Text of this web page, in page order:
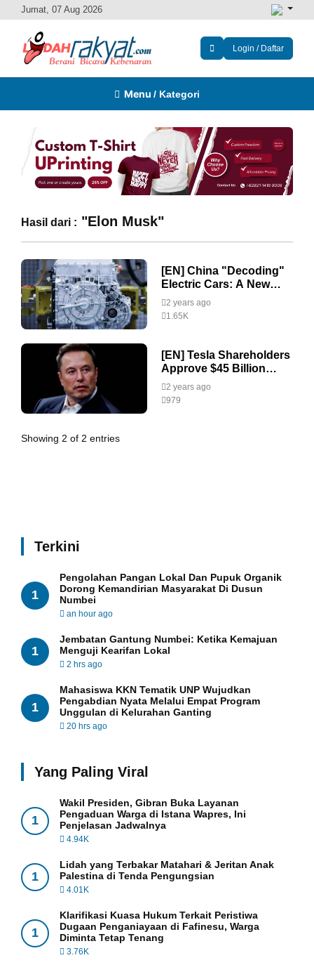
Jumat, 07 Aug 2026
Login / Daftar
Menu / Kategori
Hasil dari : "Elon Musk"
[EN] China "Decoding"
Electric Cars: A New
Threat to Tesla and the
American Industry
2 years ago
1.65K
[EN] Tesla Shareholders
Approve $45 Billion
Compensation Package
for CEO Elon Musk
2 years ago
979
Showing 2 of 2 entries
Terkini
1
Pengolahan Pangan Lokal Dan Pupuk Organik
Dorong Kemandirian Masyarakat Di Dusun
Numbei
an hour ago
1
Jembatan Gantung Numbei: Ketika Kemajuan
Menguji Kearifan Lokal
2 hrs ago
1
Mahasiswa KKN Tematik UNP Wujudkan
Pengabdian Nyata Melalui Empat Program
Unggulan di Kelurahan Ganting
20 hrs ago
Yang Paling Viral
1
Wakil Presiden, Gibran Buka Layanan
Pengaduan Warga di Istana Wapres, Ini
Penjelasan Jadwalnya
4.94K
1
Lidah yang Terbakar Matahari & Jeritan Anak
Palestina di Tenda Pengungsian
4.01K
1
Klarifikasi Kuasa Hukum Terkait Peristiwa
Dugaan Penganiayaan di Fafinesu, Warga
Diminta Tetap Tenang
3.76K